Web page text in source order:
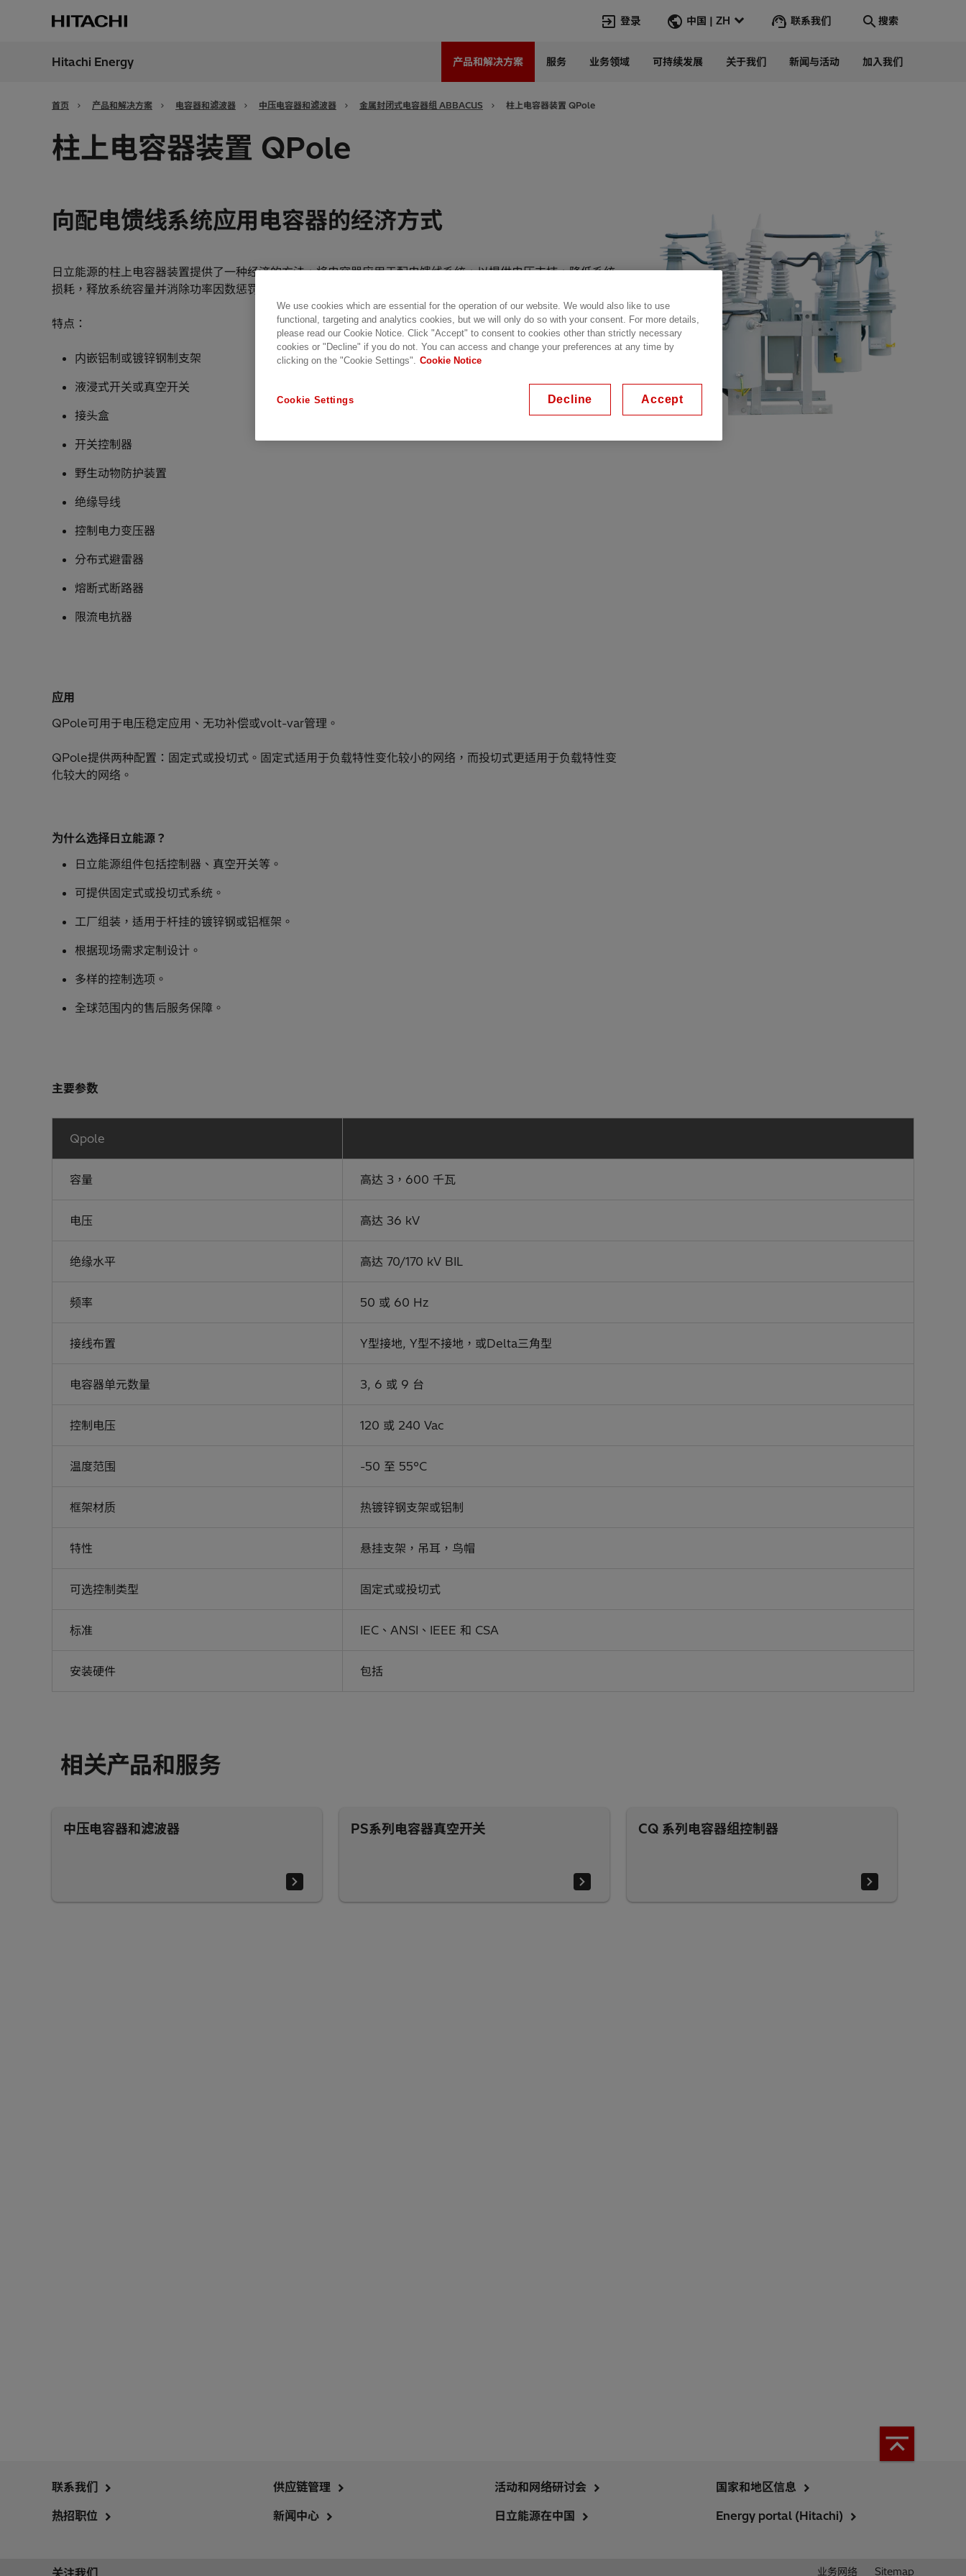
登录 中国 | ZH
China Chinese
联系我们 搜索
联系我们
Lumada
Hitachi Energy 产品和解决方案 服务 业务领域 可持续发展 关于我们 新闻与活动 加入我们
首页 产品和解决方案 电容器和滤波器 中压电容器和滤波器 金属封闭式电容器组 ABBACUS 柱上电容器装置 QPole
柱上电容器装置 QPole
向配电馈线系统应用电容器的经济方式
日立能源的柱上电容器装置提供了一种经济的方法，将电容器应用于配电馈线系统，以提供电压支持，降低系统
损耗，释放系统容量并消除功率因数惩罚。它们是工厂预接线和组装的，安装即用。
特点：
内嵌铝制或镀锌钢制支架
液浸式开关或真空开关
接头盒
开关控制器
野生动物防护装置
绝缘导线
控制电力变压器
分布式避雷器
熔断式断路器
限流电抗器
应用
QPole可用于电压稳定应用、无功补偿或volt-var管理。
QPole提供两种配置：固定式或投切式。固定式适用于负载特性变化较小的网络，而投切式更适用于负载特性变
化较大的网络。
为什么选择日立能源？
日立能源组件包括控制器、真空开关等。
可提供固定式或投切式系统。
工厂组装，适用于杆挂的镀锌钢或铝框架。
根据现场需求定制设计。
多样的控制选项。
全球范围内的售后服务保障。
主要参数
Qpole
容量 高达 3，600 千瓦
电压 高达 36 kV
绝缘水平 高达 70/170 kV BIL
频率 50 或 60 Hz
接线布置 Y型接地, Y型不接地，或Delta三角型
电容器单元数量 3, 6 或 9 台
控制电压 120 或 240 Vac
温度范围 -50 至 55°C
框架材质 热镀锌钢支架或铝制
特性 悬挂支架，吊耳，鸟帽
可选控制类型 固定式或投切式
标准 IEC、ANSI、IEEE 和 CSA
安装硬件 包括
相关产品和服务
中压电容器和滤波器 PS系列电容器真空开关 CQ 系列电容器组控制器
联系我们
热招职位
供应链管理
新闻中心
活动和网络研讨会
日立能源在中国
国家和地区信息
Energy portal (Hitachi)
关注我们 业务网络 Sitemap
We use cookies which are essential for the operation of our website. We would also like to use
functional, targeting and analytics cookies, but we will only do so with your consent. For more details,
please read our Cookie Notice. Click "Accept" to consent to cookies other than strictly necessary
cookies or "Decline" if you do not. You can access and change your preferences at any time by
clicking on the "Cookie Settings". Cookie Notice
Cookie Settings Decline Accept